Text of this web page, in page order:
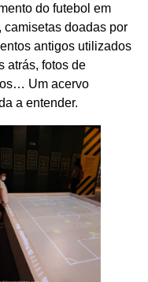
do futebol em
camisetas doadas por
antigos utilizados
atrás, fotos de
Um acervo
a entender.